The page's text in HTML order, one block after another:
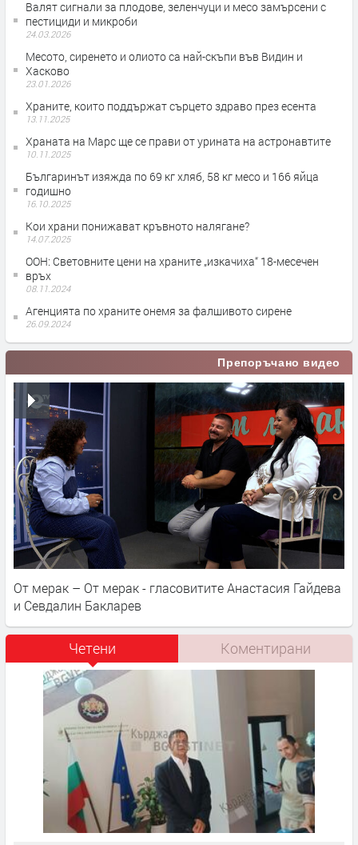
Валят сигнали за плодове, зеленчуци и месо замърсени с
пестициди и микроби
24.03.2026
Месото, сиренето и олиото са най-скъпи във Видин и
Хасково
23.01.2026
Храните, които поддържат сърцето здраво през есента
13.11.2025
Храната на Марс ще се прави от урината на астронавтите
10.11.2025
Българинът изяжда по 69 кг хляб, 58 кг месо и 166 яйца
годишно
16.10.2025
Кои храни понижават кръвното налягане?
14.07.2025
ООН: Световните цени на храните „изкачиха“ 18-месечен
връх
08.11.2024
Агенцията по храните онемя за фалшивото сирене
26.09.2024
Препоръчано видео
От мерак – От мерак - гласовитите Анастасия Гайдева
и Севдалин Бакларев
Четени Коментирани